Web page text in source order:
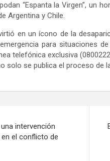
“Espanta la Virgen”, un
Argentina y Chile.
en un ícono de la
para situaciones
telefónica exclusiva
solo se publica el proceso de
intervención
el conflicto de